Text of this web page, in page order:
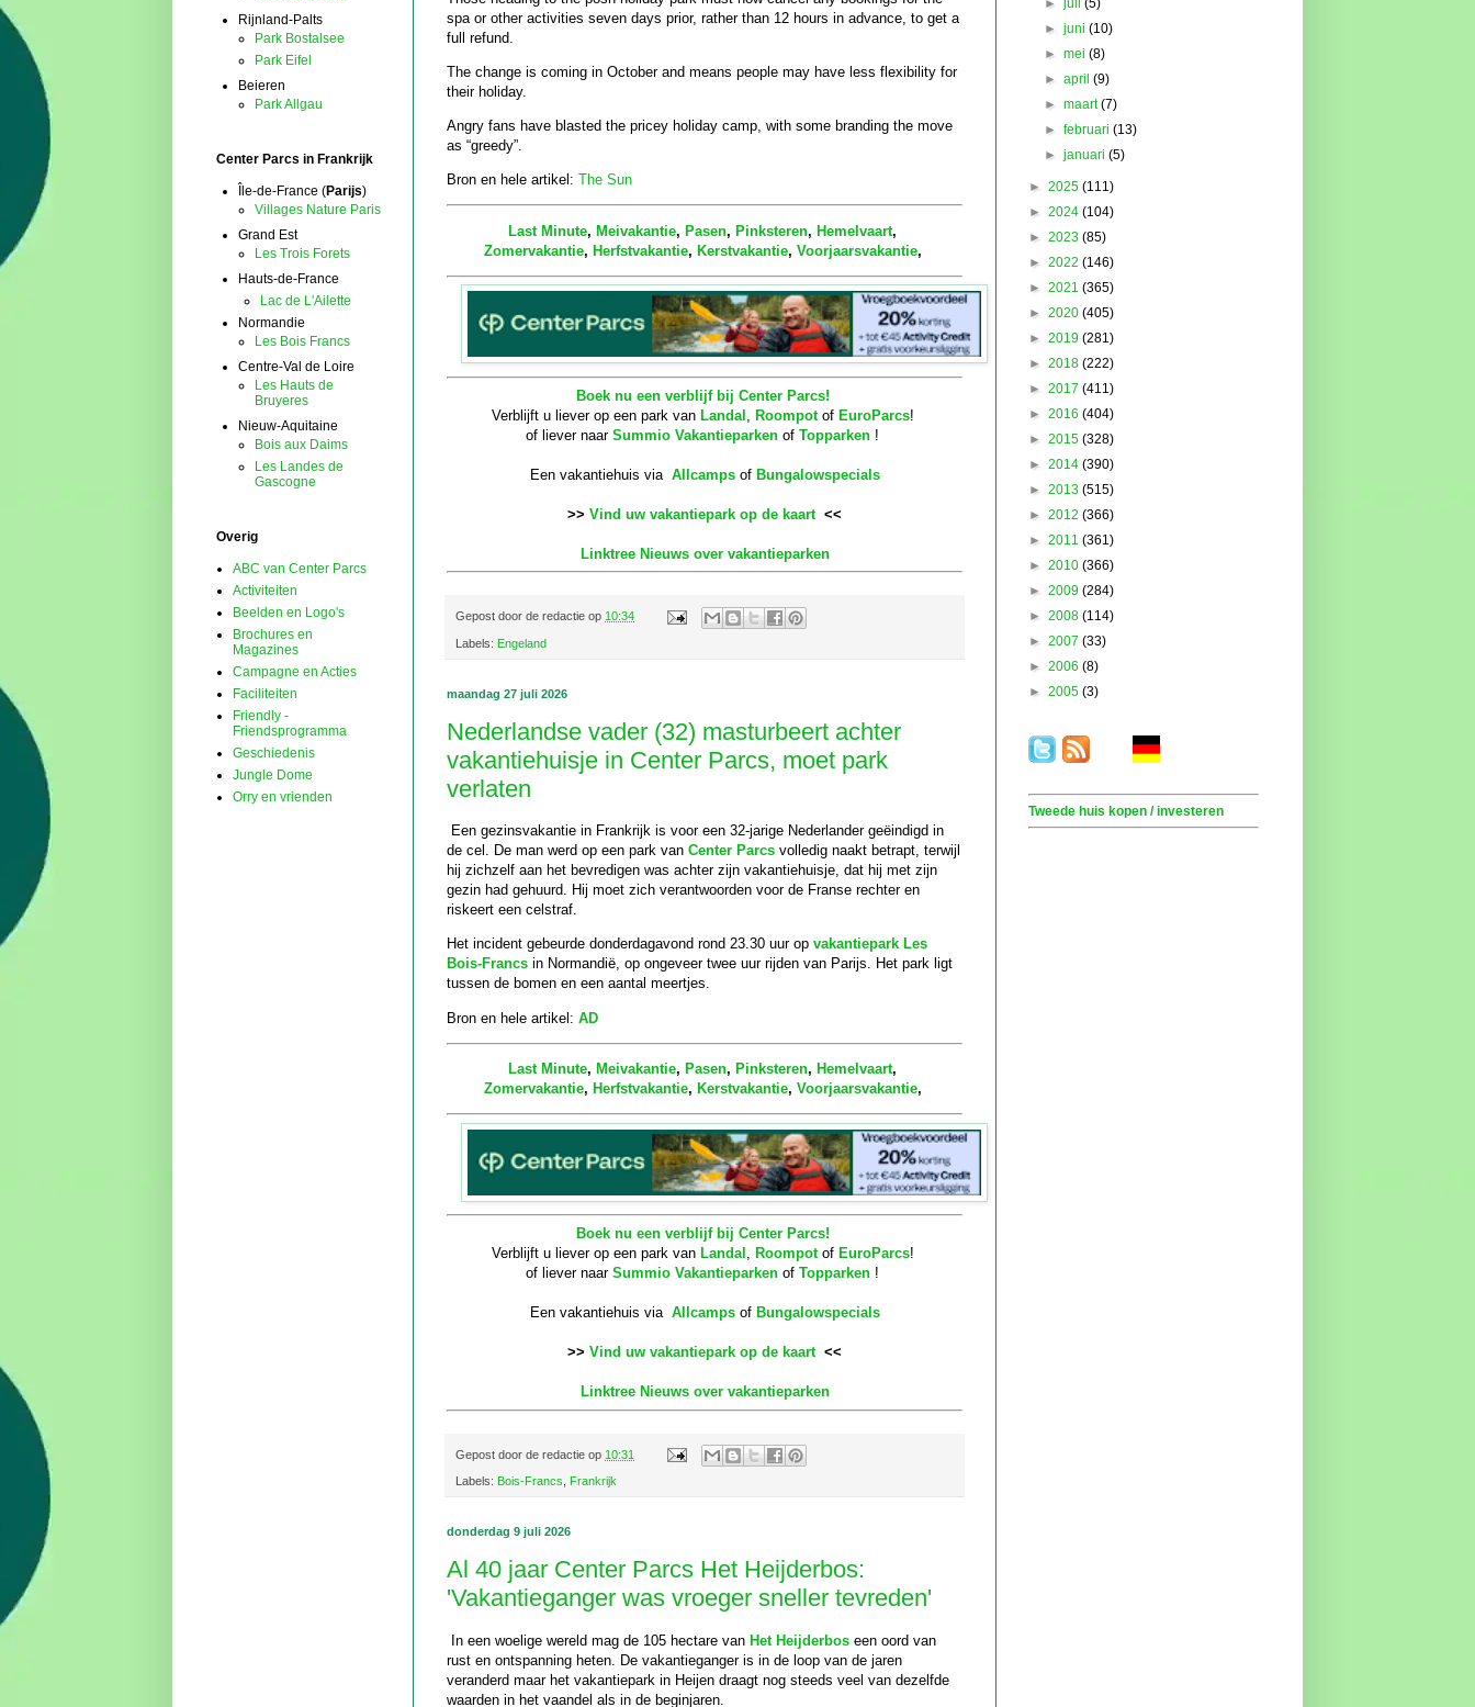
spa or other activities seven days prior, rather than 12 hours in advance, to get a
full refund.
The change is coming in October and means people may have less flexibility for
their holiday.
Angry fans have blasted the pricey holiday camp, with some branding the move
as “greedy”.
Bron en hele artikel: The Sun
Last Minute, Meivakantie, Pasen, Pinksteren, Hemelvaart,
Zomervakantie, Herfstvakantie, Kerstvakantie, Voorjaarsvakantie,
Boek nu een verblijf bij Center Parcs!
Verblijft u liever op een park van Landal Roompotof EuroParcs!
of liever naar Summio Vakantieparken of Topparken !
Een vakantiehuis via Allcampsof Bungalowspecials
>> Vind uw vakantiepark op de kaart <<
Linktree Nieuws over vakantieparken
Gepost door de redactie op 10:34
Labels: Engeland
maandag 27 juli 2026
Nederlandse vader (32) masturbeert achter
vakantiehuisje in Center Parcs, moet park
verlaten
Een gezinsvakantie in Frankrijk is voor een 32-jarige Nederlander geëindigd in
de cel. De man werd op een park van Center Parcs volledig naakt betrapt, terwijl
hij zichzelf aan het bevredigen was achter zijn vakantiehuisje, dat hij met zijn
gezin had gehuurd. Hij moet zich verantwoorden voor de Franse rechter en
riskeert een celstraf.
Het incident gebeurde donderdagavond rond 23.30 uur op vakantiepark Les
Bois-Francs in Normandië, op ongeveer twee uur rijden van Parijs. Het park ligt
tussen de bomen en een aantal meertjes.
Bron en hele artikel: AD
Last Minute, Meivakantie, Pasen, Pinksteren, Hemelvaart,
Zomervakantie, Herfstvakantie, Kerstvakantie, Voorjaarsvakantie,
Boek nu een verblijf bij Center Parcs!
Verblijft u liever op een park van Landal Roompotof EuroParcs!
of liever naar Summio Vakantieparken of Topparken !
Een vakantiehuis via Allcampsof Bungalowspecials
>> Vind uw vakantiepark op de kaart <<
Linktree Nieuws over vakantieparken
Gepost door de redactie op 10:31
Labels: Bois-Francs Frankrijk
donderdag 9 juli 2026
Al 40 jaar Center Parcs Het Heijderbos:
'Vakantieganger was vroeger sneller tevreden'
In een woelige wereld mag de 105 hectare van Het Heijderbos een oord van
rust en ontspanning heten. De vakantieganger is in de loop van de jaren
veranderd maar het vakantiepark in Heijen draagt nog steeds veel van dezelfde
waarden in het vaandel als in de beginjaren.
Rijnland-Palts
Park Bostalsee
Park Eifel
Beieren
Park Allgau
Center Parcs in Frankrijk
Île-de-France (Parijs)
Villages Nature Paris
Grand Est
Les Trois Forets
Hauts-de-France
Lac de L'Ailette
Normandie
Les Bois Francs
Centre-Val de Loire
Les Hauts de
Bruyeres
Nieuw-Aquitaine
Bois aux Daims
Les Landes de
Gascogne
Overig
ABC van Center Parcs
Activiteiten
Beelden en Logo's
Brochures en
Magazines
Campagne en Acties
Faciliteiten
Friendly -
Friendsprogramma
Geschiedenis
Jungle Dome
Orry en vrienden
►juli(5)
►juni(10)
►mei(8)
►april(9)
►maart(7)
►februari(13)
►januari(5)
► 2025 (111)
► 2024 (104)
► 2023 (85)
► 2022 (146)
► 2021 (365)
► 2020 (405)
► 2019 (281)
► 2018 (222)
► 2017 (411)
► 2016 (404)
► 2015 (328)
► 2014 (390)
► 2013 (515)
► 2012 (366)
► 2011 (361)
► 2010 (366)
► 2009 (284)
► 2008 (114)
► 2007 (33)
► 2006 (8)
► 2005 (3)
Tweede huis kopen / investeren